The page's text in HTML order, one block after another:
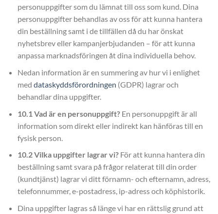
personuppgifter som du lämnat till oss som kund. Dina
personuppgifter behandlas av oss för att kunna hantera
din beställning samt i de tillfällen då du har önskat
nyhetsbrev eller kampanjerbjudanden – för att kunna
anpassa marknadsföringen åt dina individuella behov.
Nedan information är en summering av hur vi i enlighet
med dataskyddsförordningen (GDPR) lagrar och
behandlar dina uppgifter.
10.1 Vad är en personuppgift?En personuppgift är all
information som direkt eller indirekt kan hänföras till en
fysisk person.
10.2 Vilka uppgifter lagrar vi?För att kunna hantera din
beställning samt svara på frågor relaterat till din order
(kundtjänst) lagrar vi ditt förnamn- och efternamn, adress,
telefonnummer, e-postadress, ip-adress och köphistorik.
Dina uppgifter lagras så länge vi har en rättslig grund att